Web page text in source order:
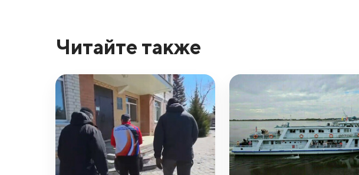
Читайте также